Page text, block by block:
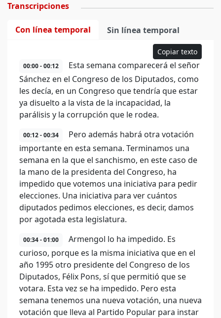
Transcripciones
Con línea temporal Sin línea temporal
Copiar texto
00:00 - 00:12
Esta semana comparecerá el señor
Sánchez en el Congreso de los Diputados, como
les decía, en un Congreso que tendría que estar
ya disuelto a la vista de la incapacidad, la
parálisis y la corrupción que le rodea.
00:12 - 00:34
Pero además habrá otra votación
importante en esta semana. Terminamos una
semana en la que el sanchismo, en este caso de
la mano de la presidenta del Congreso, ha
impedido que votemos una iniciativa para pedir
elecciones. Una iniciativa para ver cuántos
diputados pedimos elecciones, es decir, damos
por agotada esta legislatura.
00:34 - 01:00
Armengol lo ha impedido. Es
curioso, porque es la misma iniciativa que en el
año 1995 otro presidente del Congreso de los
Diputados, Félix Pons, sí que permitió que se
votara. Esta vez se ha impedido. Pero esta
semana tenemos una nueva votación, una nueva
votación que lleva al Partido Popular para instar